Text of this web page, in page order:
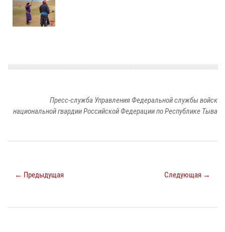
Пресс-служба Управления Федеральной службы войск
национальной гвардии Российской Федерации по Республике Тыва
← Предыдущая Следующая →